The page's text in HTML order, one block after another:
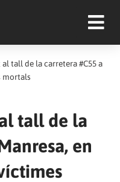
tall de la carretera #C55 a
mortals
tall de la
en